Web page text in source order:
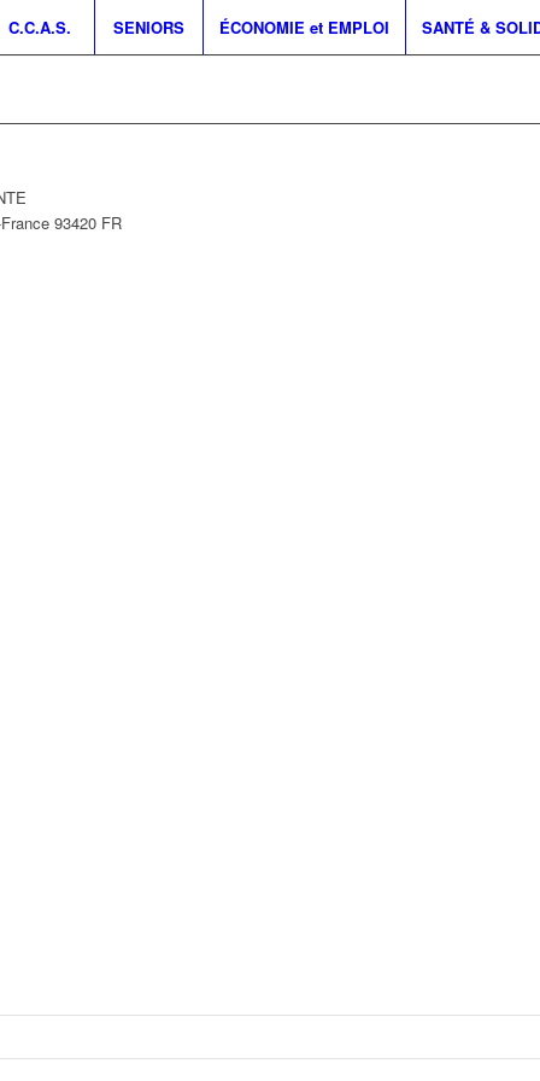
C.C.A.S. SENIORS ÉCONOMIE et EMPLOI SANTÉ &
93420 FR